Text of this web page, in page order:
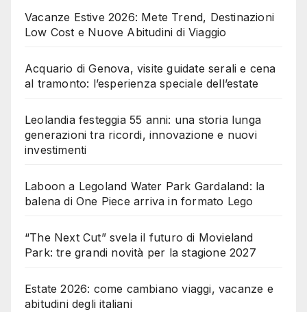
Vacanze Estive 2026: Mete Trend, Destinazioni
Low Cost e Nuove Abitudini di Viaggio
Acquario di Genova, visite guidate serali e cena
al tramonto: l’esperienza speciale dell’estate
Leolandia festeggia 55 anni: una storia lunga
generazioni tra ricordi, innovazione e nuovi
investimenti
Laboon a Legoland Water Park Gardaland: la
balena di One Piece arriva in formato Lego
“The Next Cut” svela il futuro di Movieland
Park: tre grandi novità per la stagione 2027
Estate 2026: come cambiano viaggi, vacanze e
abitudini degli italiani